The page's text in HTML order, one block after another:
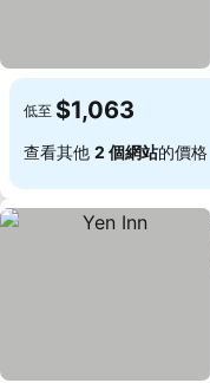
低至 $1,063
查看其他 2 個網站的價格